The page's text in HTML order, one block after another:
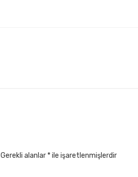
Gerekli alanlar *ile işaretlenmişlerdir